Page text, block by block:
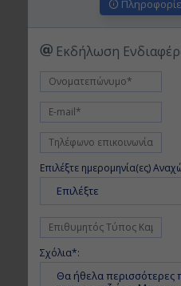
Εκδήλωση
Επιλέξτε ημερομηνία(ες)
Επιλέξτε
Σχόλια*: